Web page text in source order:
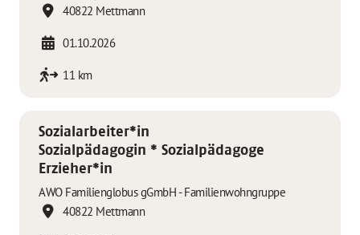
40822 Mettmann
01.10.2026
11 km
Sozialarbeiter*in
Sozialpädagogin * Sozialpädagoge
Erzieher*in
AWO Familienglobus gGmbH - Familienwohngruppe
40822 Mettmann